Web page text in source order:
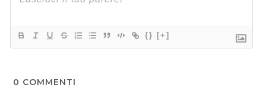
{} [+]
0 COMMENTI